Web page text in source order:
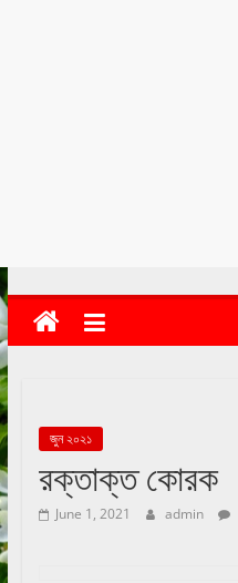
জুন ২০২১
রক্তাক্ত কোরক
June 1, 2021 admin